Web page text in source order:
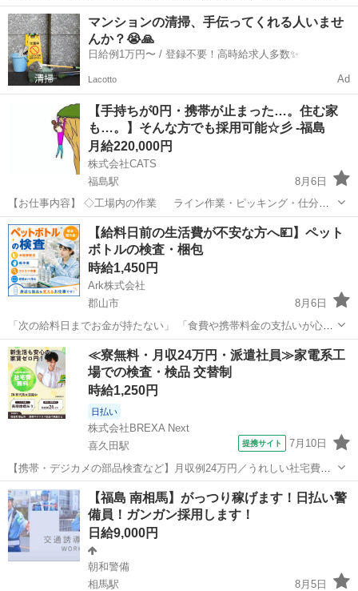
（最短翌日） ■ 仕事内容 主に以下のような作業を行います。 基本的
には複数人で作業します。 ・野菜の収穫 ・仕分けや梱包 ...
福島 白河市 仕分け 雑草
マンションの清掃、手伝ってくれる人いませ
んか？😭🙏
日給例1万円〜 / 登録不要！高時給求人多数✨
Lacotto Ad
【手持ちが0円・携帯が止まった…。住む家
も…。】そんな方でも採用可能☆彡 -福島
月給220,000円
株式会社CATS
福島駅
8月6日
【お仕事内容】 ◇工場内の作業 ライン作業・ピッキング・仕分
け・梱包・シール貼りなど 機械部品の仕分け、運搬、組み立て、加工
OP、検査、梱包など 未経験の方でも出来るお仕事です！ 【★最強の
求人★】 ★携...
福島 福島市 福島駅 仕分け ライン
【給料日前の生活費が不安な方へ💴】ペット
ボトルの検査・梱包
時給1,450円
Ark株式会社
郡山市
8月6日
「次の給料日までお金が持たない」 「食費や携帯料金の支払いが心
配」 入社後に利用できる給与前払い制度があります。 🔧仕事内容 飲
料用ペットボトルを検査・梱包します。 ・へこみや汚れの確認 ・ラベ
ルのズ...
福島 郡山市 工場 給料日
≪寮無料・月収24万円・派遣社員≫家電系工
場での検査・検品 交替制
時給1,250円
日払い
株式会社BREXA Next
喜久田駅
提携サイト 7月10日
【携帯・デジカメの部品検査など】月収例24万円／うれしい社宅費無
料◎／赴任旅費会社負担★ 人気の工場のお仕事 ◇携帯やデジカメ部品
の検査やマシンオペレーター業務◇ ＊クリーンルーム内でのオシゴト
＊ ・携帯やデジカメ用部品...
福島 郡山市 喜久田駅 その他
【福島 南相馬】がっつり稼げます！日払い警
備員！ガンガン採用します！
日給9,000円
朝和警備
相馬駅
8月5日